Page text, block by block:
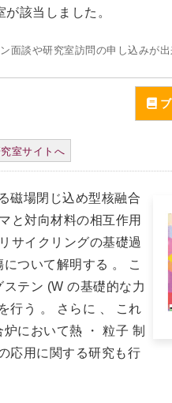
が該当しました。
面談や研究室訪問の申し込みが
室サイトへ
磁場閉じ込め型核融合
と対向材料の相互作用
サイクリングの基礎過
ついて解明する 。 こ
テン (W の基礎的な力
行う 。 さらに 、 これ
において熱 ・ 粒子 制
応用に関する研究も行